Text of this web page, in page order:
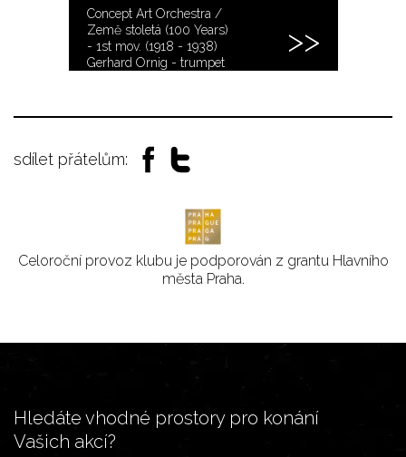
Concept Art Orchestra /
Země stoletá (100 Years)
- 1st mov. (1918 - 1938)
Gerhard Ornig - trumpet
sdílet přátelům:
Celoroční provoz klubu je podporován z grantu Hlavního
města Praha.
Hledáte vhodné prostory pro konání
Vašich akcí?